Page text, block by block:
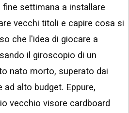
settimana a installare
vecchi titoli e capire cosa si
che l'idea di giocare a
il giroscopio di un
nato morto, superato dai
alto budget. Eppure,
vecchio visore cardboard